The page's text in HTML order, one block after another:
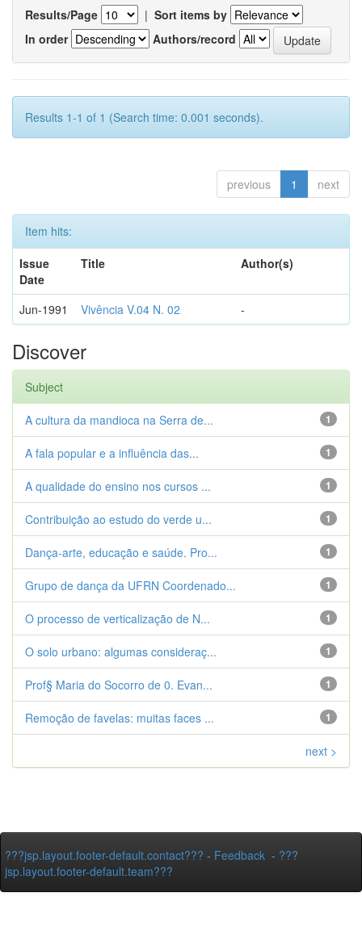
Results/Page | Sort items by
In order
Authors/record
Results 1-1 of 1 (Search time: 0.001 seconds).
previous 1 next
Item hits:
Issue
Date
Title Author(s)
Jun-1991 Vivência V.04 N. 02 -
Discover
Subject
1
A cultura da mandioca na Serra de...
1
A fala popular e a influência das...
1
A qualidade do ensino nos cursos ...
1
Contribuição ao estudo do verde u...
1
Dança-arte, educação e saúde. Pro...
1
Grupo de dança da UFRN Coordenado...
1
O processo de verticalização de N...
1
O solo urbano: algumas consideraç...
1
Prof§ Maria do Socorro de 0. Evan...
1
Remoção de favelas: muitas faces ...
next >
???jsp.layout.footer-default.contact??? - Feedback - ???
jsp.layout.footer-default.team???